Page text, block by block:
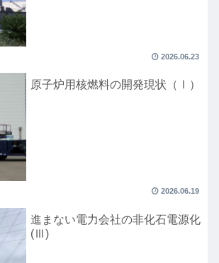
2026.06.23
原子炉用核燃料の開発現状（Ⅰ）
2026.06.19
進まない電力会社の非化石電源化
(Ⅲ)